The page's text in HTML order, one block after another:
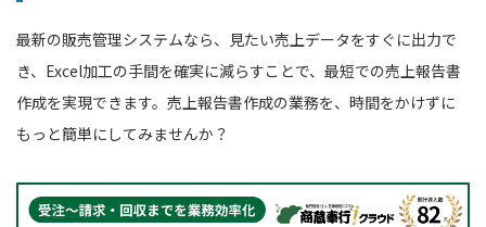
最新の販売管理システムなら、見たい売上データをすぐに出力で
き、Excel加工の手間を確実に減らすことで、最短での売上報告書
作成を実現できます。売上報告書作成の業務を、時間をかけずに
もっと簡単にしてみませんか？